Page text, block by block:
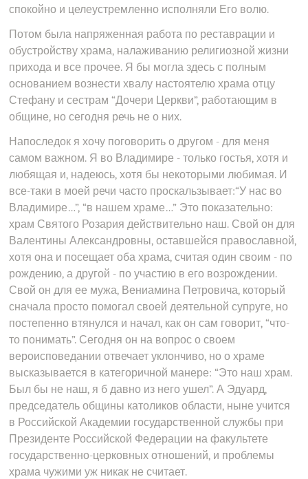
спокойно и целеустремленно исполняли Его волю.
Потом была напряженная работа по реставрации и
обустройству храма, налаживанию религиозной жизни
прихода и все прочее. Я бы могла здесь с полным
основанием вознести хвалу настоятелю храма отцу
Стефану и сестрам “Дочери Церкви”, работающим в
общине, но сегодня речь не о них.
Напоследок я хочу поговорить о другом - для меня
самом важном. Я во Владимире - только гостья, хотя и
любящая и, надеюсь, хотя бы некоторыми любимая. И
все-таки в моей речи часто проскальзывает:“У нас во
Владимире…”, “в нашем храме…” Это показательно:
храм Святого Розария действительно наш. Свой он для
Валентины Александровны, оставшейся православной,
хотя она и посещает оба храма, считая один своим - по
рождению, а другой - по участию в его возрождении.
Свой он для ее мужа, Вениамина Петровича, который
сначала просто помогал своей деятельной супруге, но
постепенно втянулся и начал, как он сам говорит, “что-
то понимать”. Сегодня он на вопрос о своем
вероисповедании отвечает уклончиво, но о храме
высказывается в категоричной манере: “Это наш храм.
Был бы не наш, я б давно из него ушел”. А Эдуард,
председатель общины католиков области, ныне учится
в Российской Академии государственной службы при
Президенте Российской Федерации на факультете
государственно-церковных отношений, и проблемы
храма чужими уж никак не считает.